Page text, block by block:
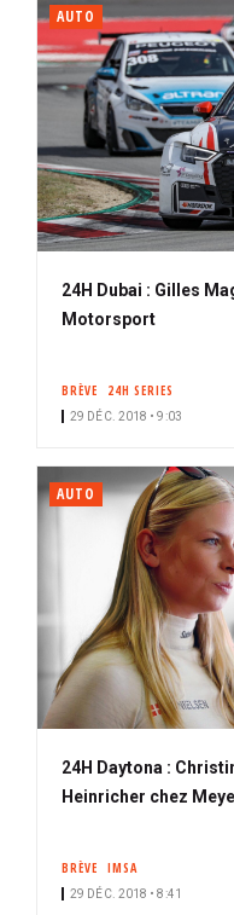
AUTO
24H Dubai : Gilles
Motorsport
BRÈVE 24H SERIES
29 DÉC. 2018 • 9:03
AUTO
24H Daytona :
Heinricher chez
BRÈVE IMSA
29 DÉC. 2018 • 8:41